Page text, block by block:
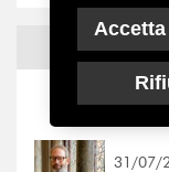
31/07/